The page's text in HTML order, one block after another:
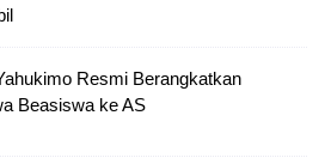
Resmi Berangkatkan
Beasiswa ke AS